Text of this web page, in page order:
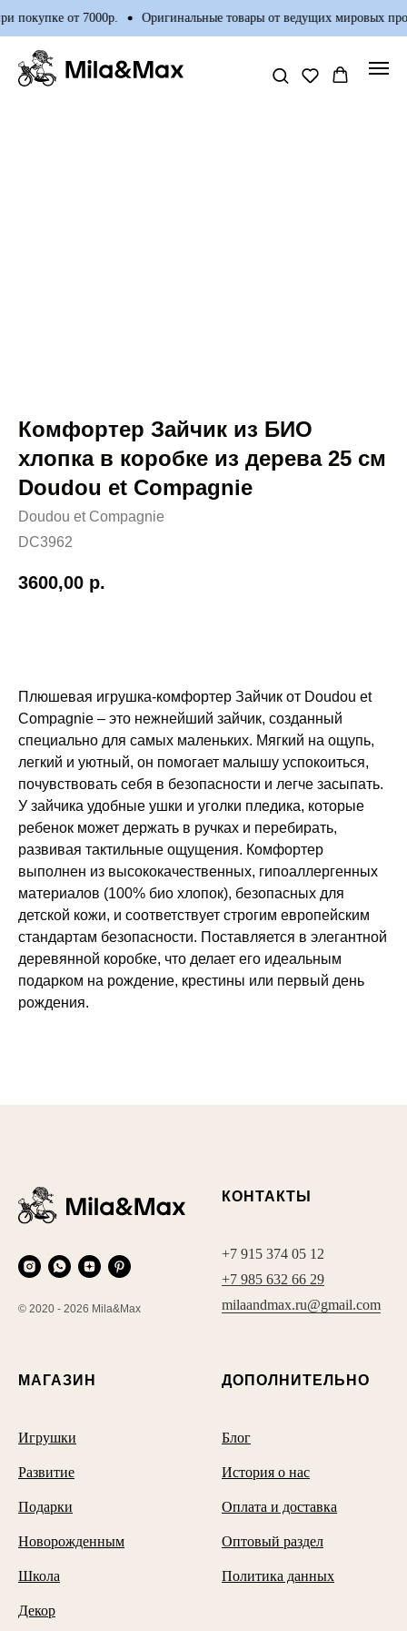
покупке от 7000р. Оригинальные товары от ведущих мировых
Комфортер Зайчик из БИО
хлопка в коробке из дерева 25 см
Doudou et Compagnie
Doudou et Compagnie
DC3962
3600,00 р.
Плюшевая игрушка‑комфортер Зайчик от Doudou et
Compagnie – это нежнейший зайчик, созданный
специально для самых маленьких. Мягкий на ощупь,
легкий и уютный, он помогает малышу успокоиться,
почувствовать себя в безопасности и легче засыпать.
У зайчика удобные ушки и уголки пледика, которые
ребенок может держать в ручках и перебирать,
развивая тактильные ощущения. Комфортер
выполнен из высококачественных, гипоаллергенных
материалов (100% био хлопок), безопасных для
детской кожи, и соответствует строгим европейским
стандартам безопасности. Поставляется в элегантной
деревянной коробке, что делает его идеальным
подарком на рождение, крестины или первый день
рождения.
© 2020 - 2026 Mila&Max
КОНТАКТЫ
+7 915 374 05 12
+7 985 632 66 29
milaandmax.ru@gmail.com
МАГАЗИН
Игрушки
Развитие
Подарки
Новорожденным
Школа
Декор
ДОПОЛНИТЕЛЬНО
Блог
История о нас
Оплата и доставка
Оптовый раздел
Политика данных